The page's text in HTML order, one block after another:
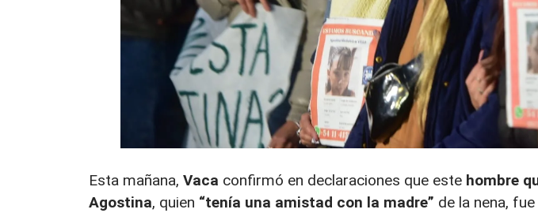
Esta mañana, Vaca confirmó en declaraciones que este hombre
Agostina, quien “tenía una amistad con la madre” de la nena, fue